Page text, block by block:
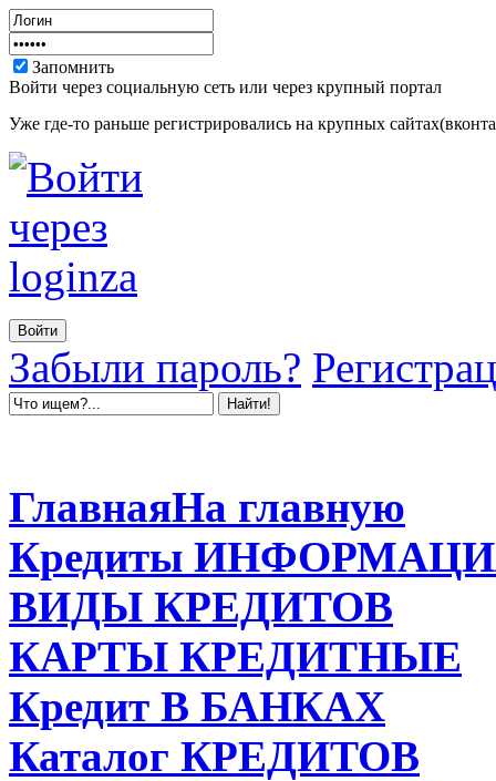
Запомнить
Войти через социальную сеть или через крупный портал
Уже где-то раньше регистрировались на крупных
Забыли пароль?
ГлавнаяНа главную
Кредиты
ВИДЫ КРЕДИТОВ
КАРТЫ КРЕДИТНЫЕ
Кредит В БАНКАХ
Каталог КРЕДИТОВ